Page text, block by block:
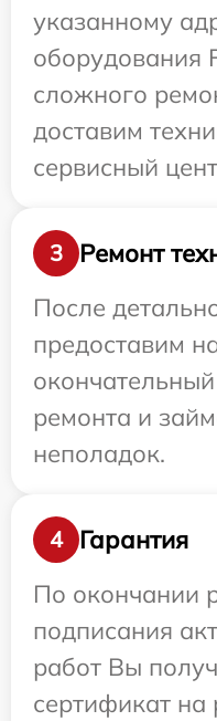
указанному
оборудования
сложного
доставим
сервисный
3
Ремонт
После
предоставим
ремонта и
неполадок.
4
Гарантия
По окончании
подписания
работ Вы
сертификат на